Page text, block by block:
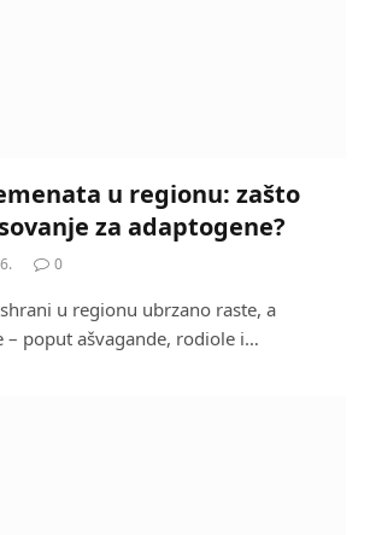
u regionu: zašto
za adaptogene?
0
u regionu ubrzano raste, a
– poput ašvagande, rodiole i…